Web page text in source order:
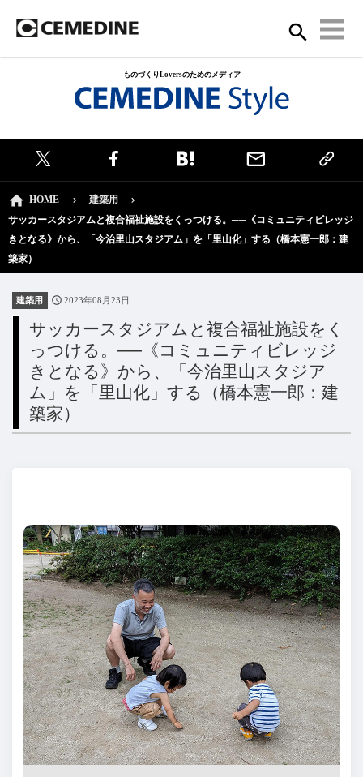
ものづくりLoversのためのメディア
HOME
建築用
サッカースタジアムと複合福祉施設をくっつける。──《コミュニティビレッジ
きとなる》から、「今治里山スタジアム」を「里山化」する（橋本憲一郎：建
築家）
建築用 2023年08月23日
サッカースタジアムと複合福祉施設をく
っつける。──《コミュニティビレッジ
きとなる》から、「今治里山スタジア
ム」を「里山化」する（橋本憲一郎：建
築家）